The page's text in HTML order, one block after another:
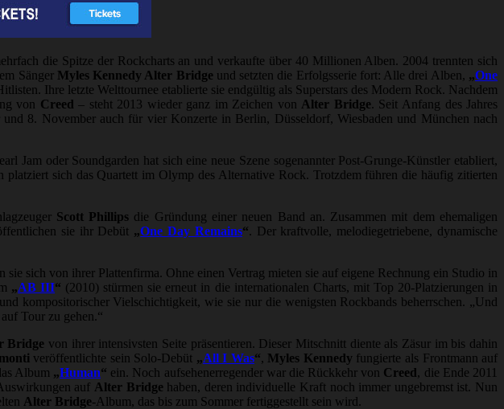
die Spitze der Rockcharts an und verkaufte über 40 Millionen Alben. 2004 trennten sich
Sänger Myles Kennedy Alter Bridge und setzten die Erfolgsserie fort: Alle drei Alben, „One
Ihre letzte Welttournee etablierte sie endgültig als Superstars des Modern Rock. Nachdem
von Creed – steht 2013 wieder ganz im Zeichen von Alter Bridge. Seit Anfang des Jahres
8. November auch für vier Konzerte in Berlin, Düsseldorf, Wiesbaden und München nach
Jam oder Soundgarden hat sich eine neue Szene sogenannter Post-Grunge-Künstler etabliert,
sich das Quartett im Olymp des Alternative Rock. Trotzdem führen die häufig zitierten
Scott Phillips die Gründung einer neuen Band an. Zusammen mit dem ehemaligen
sie ihr Debüt „One Day Remains“. Der kraftvolle, melodiegetriebene, dynamische
sich von ihrer Plattenfirma. Ohne einen Vertrag mieten sie auf eigene Rechnung ein Studio in
„AB III“ (2010) stürmen sie erneut in die internationalen Charts, mit Top 20-Platzierungen in
kompositorischer Vielschichtigkeit, wie sie nur die wenigsten Rockbands beherrschen. „Und
Tour zu gehen.“
Bridge von ihrer intensivsten Seite präsentieren. Dieser Mitschnitt diente als Zäsur im bis dahin
veröffentlichte sein Solo-Debüt „All I Was“, Myles Kennedy fungierte als Frontmann auf
Album „Human“ ein. Noch aufsehenerregender war die Rückkehr von Creed, die Ende 2011
auf Alter Bridge haben, deren individuelle Kraft noch immer ungebremst ist. Nun
Alter Bridge-Album, das bis zum Sommer fertiggestellt sein wird.